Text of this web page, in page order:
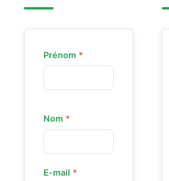
Prénom *
Nom *
E-mail *